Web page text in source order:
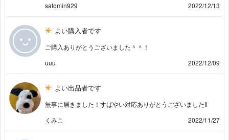
satomin929
2022/12/13
よい購入者です
ご購入ありがとうございました＾＾！
uuu
2022/12/09
よい出品者です
無事に届きました！すばやい対応ありがとうございました‼︎
くみこ
2022/11/27